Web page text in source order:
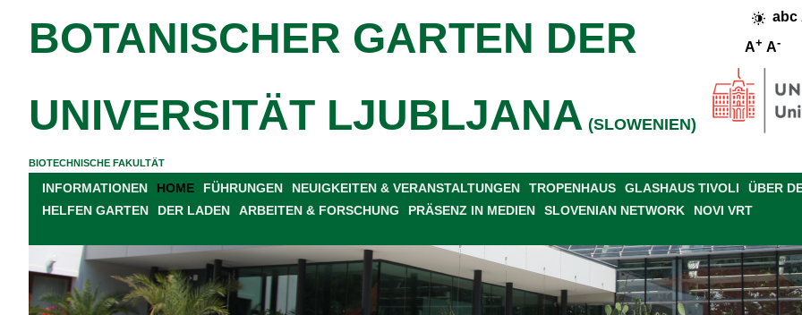
abc
A+ A-
BOTANISCHER GARTEN DER
UNIVERSITÄT LJUBLJANA (SLOWENIEN)
BIOTECHNISCHE FAKULTÄT
INFORMATIONEN HOME FÜHRUNGEN NEUIGKEITEN & VERANSTALTUNGEN TROPENHAUS GLASHAUS TIVOLI
ÜBER
HELFEN GARTEN
DER LADEN ARBEITEN & FORSCHUNG PRÄSENZ IN MEDIEN SLOVENIAN NETWORK NOVI VRT